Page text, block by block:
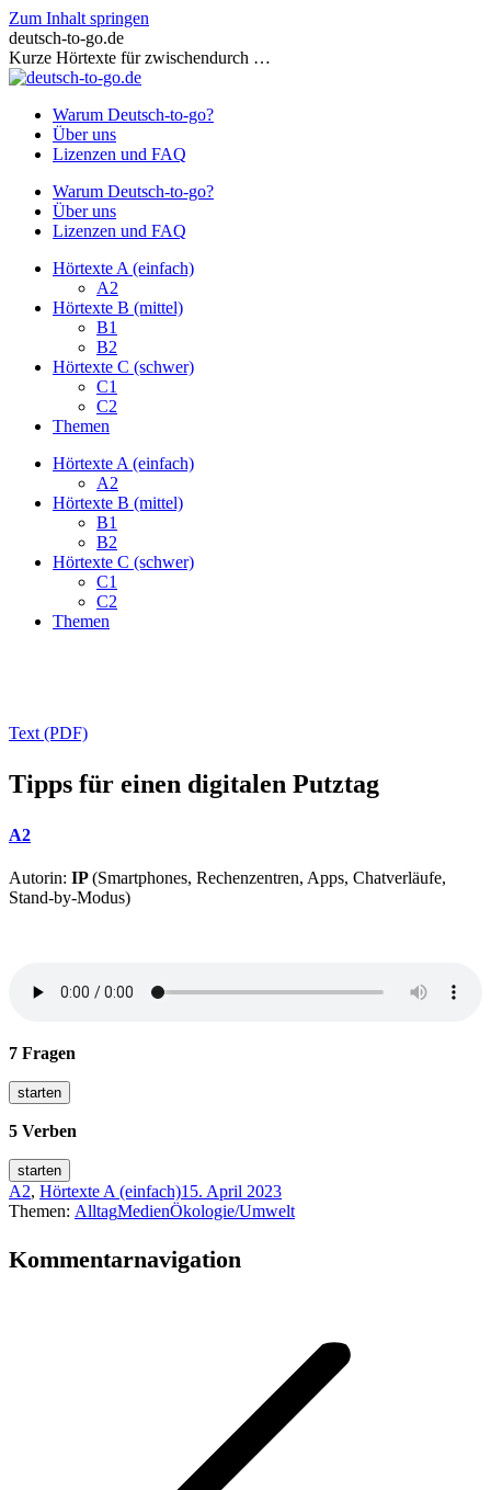
Zum Inhalt springen
deutsch-to-go.de
Kurze Hörtexte für zwischendurch …
Warum Deutsch-to-go?
Über uns
Lizenzen und FAQ
Warum Deutsch-to-go?
Über uns
Lizenzen und FAQ
Hörtexte A (einfach)
A2
Hörtexte B (mittel)
B1
B2
Hörtexte C (schwer)
C1
C2
Themen
Hörtexte A (einfach)
A2
Hörtexte B (mittel)
B1
B2
Hörtexte C (schwer)
C1
C2
Themen
Text (PDF)
Tipps für einen digitalen Putztag
A2
Autorin: IP(Smartphones, Rechenzentren, Apps, Chatverläufe,
Stand-by-Modus)
7 Fragen
5 Verben
A2, Hörtexte A (einfach)15. April 2023
Themen: AlltagMedienÖkologie/Umwelt
Kommentarnavigation